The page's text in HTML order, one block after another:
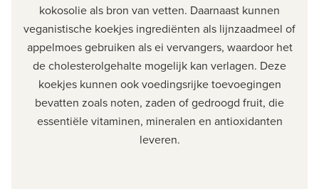
kokosolie als bron van vetten. Daarnaast kunnen
veganistische koekjes ingrediënten als lijnzaadmeel of
appelmoes gebruiken als ei vervangers, waardoor het
de cholesterolgehalte mogelijk kan verlagen. Deze
koekjes kunnen ook voedingsrijke toevoegingen
bevatten zoals noten, zaden of gedroogd fruit, die
essentiële vitaminen, mineralen en antioxidanten
leveren.